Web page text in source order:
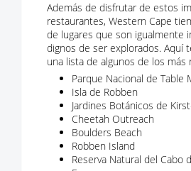
Además de disfrutar de estos
restaurantes, Western Cape
de lugares que son igualmente
dignos de ser explorados. Aquí
una lista de algunos de los más
Parque Nacional de Table
Isla de Robben
Jardines Botánicos de
Cheetah Outreach
Boulders Beach
Robben Island
Reserva Natural del Cabo